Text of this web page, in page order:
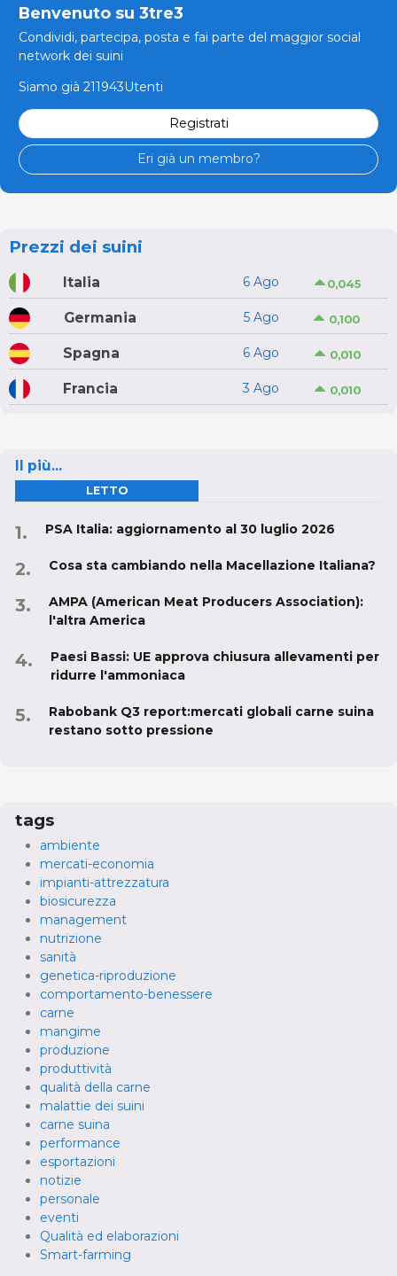
Benvenuto su 3tre3
Condividi, partecipa, posta e fai parte del maggior social
network dei suini
Siamo già 211943Utenti
Registrati
Eri già un membro?
Prezzi dei suini
Italia 6 Ago 0,045
Germania 5 Ago 0,100
Spagna 6 Ago 0,010
Francia 3 Ago 0,010
Il più...
LETTO
PSA Italia: aggiornamento al 30 luglio 2026
Cosa sta cambiando nella Macellazione Italiana?
AMPA (American Meat Producers Association):
l'altra America
Paesi Bassi: UE approva chiusura allevamenti per
ridurre l'ammoniaca
Rabobank Q3 report:mercati globali carne suina
restano sotto pressione
tags
ambiente
mercati-economia
impianti-attrezzatura
biosicurezza
management
nutrizione
sanità
genetica-riproduzione
comportamento-benessere
carne
mangime
produzione
produttività
qualità della carne
malattie dei suini
carne suina
performance
esportazioni
notizie
personale
eventi
Qualità ed elaborazioni
Smart-farming